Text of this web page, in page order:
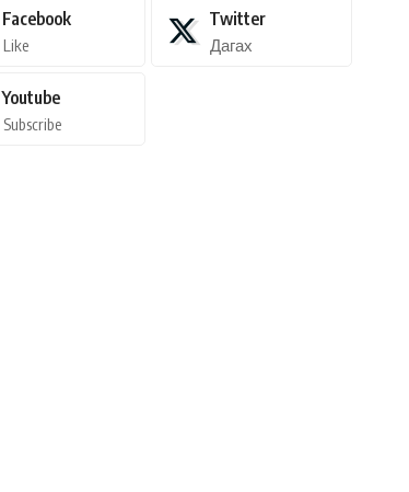
Facebook
Like
Twitter
Дагах
Youtube
Subscribe